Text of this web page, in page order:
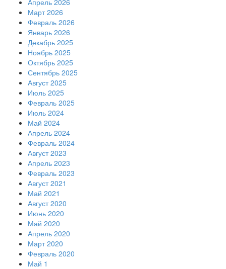
Апрель 2026
Март 2026
Февраль 2026
Январь 2026
Декабрь 2025
Ноябрь 2025
Октябрь 2025
Сентябрь 2025
Август 2025
Июль 2025
Февраль 2025
Июль 2024
Май 2024
Апрель 2024
Февраль 2024
Август 2023
Апрель 2023
Февраль 2023
Август 2021
Май 2021
Август 2020
Июнь 2020
Май 2020
Апрель 2020
Март 2020
Февраль 2020
Май 1